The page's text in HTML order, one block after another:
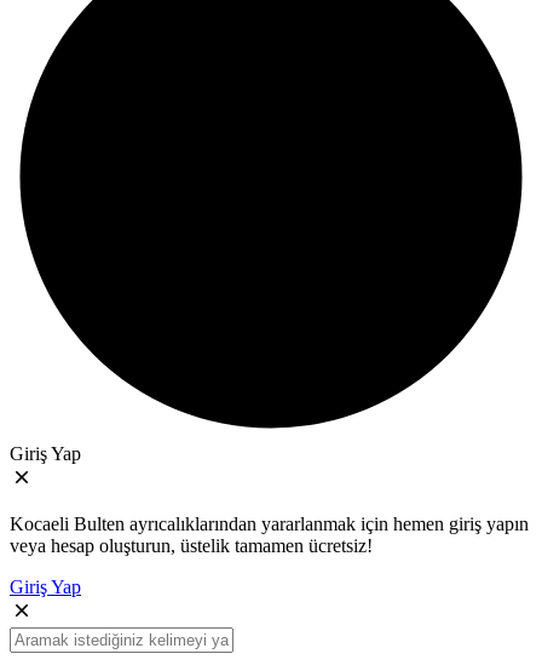
Giriş Yap
Kocaeli Bulten ayrıcalıklarından yararlanmak için hemen giriş yapın
veya hesap oluşturun, üstelik tamamen ücretsiz!
Giriş Yap